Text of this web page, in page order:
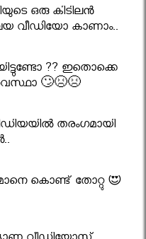
ഒരു കിടിലൻ
വീഡിയോ കാണാം..
?? ഇതൊക്കെ
🙄😣😣
തരംഗമായി
കൊണ്ട് തോറ്റു 😍